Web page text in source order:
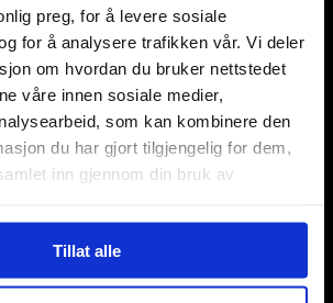
preg, for å levere sosiale
for å analysere trafikken vår. Vi deler
om hvordan du bruker nettstedet
våre innen sosiale medier,
som kan kombinere den
du har gjort tilgjengelig for dem,
inn gjennom din bruk av
Tillat alle